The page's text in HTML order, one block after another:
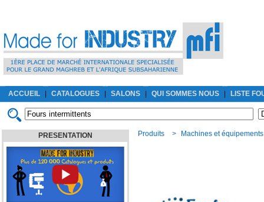
ACCUEIL CATALOGUES SALONS QUI SOMMES NOUS LISTE
PRESENTATION Produits > Machines et équipements